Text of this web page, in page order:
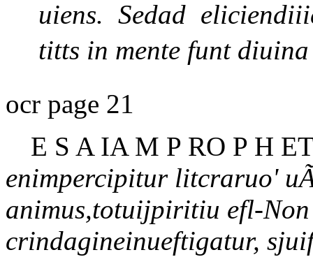
uiens. Sedad
titts in mente funt
ocr page 21
E S A IA M P RO P H
enimpercipitur litcraruo'
animus,totuijpiritiu efl-
crindagineinueftigatur,